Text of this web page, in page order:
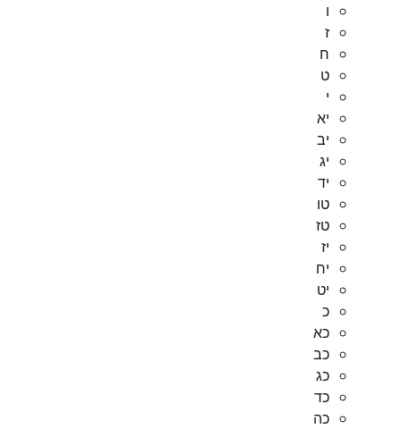
ו
ז
ח
ט
י
יא
יב
יג
יד
טו
טז
יז
יח
יט
כ
כא
כב
כג
כד
כה